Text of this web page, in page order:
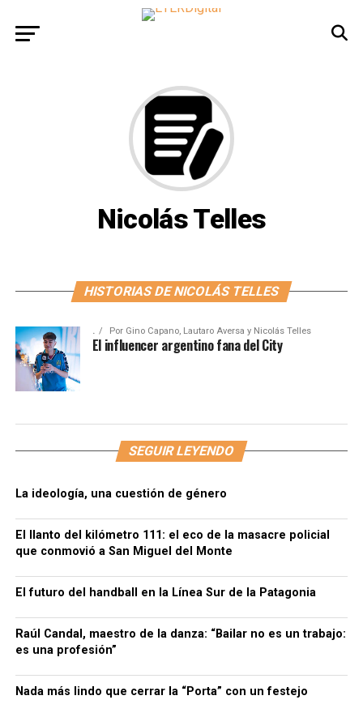
Nicolás Telles
HISTORIAS DE NICOLÁS TELLES
. Por Gino Capano, Lautaro Aversa y Nicolás Telles
El influencer argentino fana del City
SEGUIR LEYENDO
La ideología, una cuestión de género
El llanto del kilómetro 111: el eco de la masacre policial
que conmovió a San Miguel del Monte
El futuro del handball en la Línea Sur de la Patagonia
Raúl Candal, maestro de la danza: “Bailar no es un trabajo:
es una profesión”
Nada más lindo que cerrar la “Porta” con un festejo